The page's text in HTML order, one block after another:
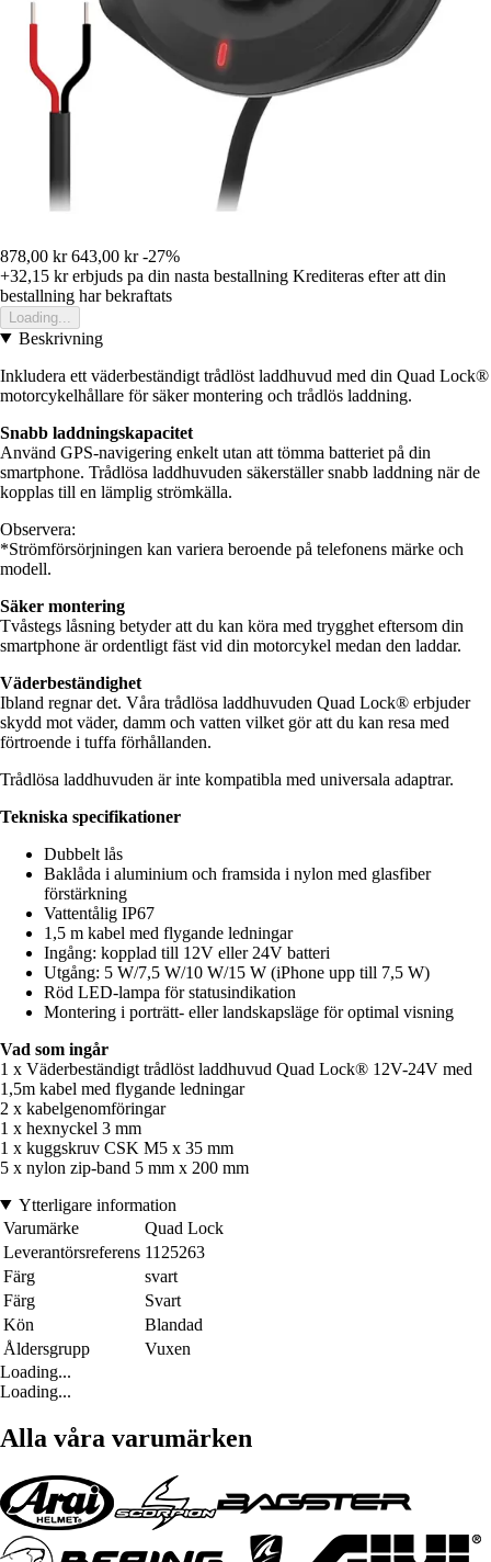
878,00 kr 643,00 kr -27%
+32,15 krerbjuds pa din nasta bestallning Krediteras efter att din
bestallning har bekraftats
Loading...
Beskrivning
Inkludera ett väderbeständigt trådlöst laddhuvud med din Quad Lock®
motorcykelhållare för säker montering och trådlös laddning.
Snabb laddningskapacitet
Använd GPS-navigering enkelt utan att tömma batteriet på din
smartphone. Trådlösa laddhuvuden säkerställer snabb laddning när de
kopplas till en lämplig strömkälla.
Observera:
*Strömförsörjningen kan variera beroende på telefonens märke och
modell.
Säker montering
Tvåstegs låsning betyder att du kan köra med trygghet eftersom din
smartphone är ordentligt fäst vid din motorcykel medan den laddar.
Väderbeständighet
Ibland regnar det. Våra trådlösa laddhuvuden Quad Lock® erbjuder
skydd mot väder, damm och vatten vilket gör att du kan resa med
förtroende i tuffa förhållanden.
Trådlösa laddhuvuden är inte kompatibla med universala adaptrar.
Tekniska specifikationer
Dubbelt lås
Baklåda i aluminium och framsida i nylon med glasfiber
förstärkning
Vattentålig IP67
1,5 m kabel med flygande ledningar
Ingång: kopplad till 12V eller 24V batteri
Utgång: 5 W/7,5 W/10 W/15 W (iPhone upp till 7,5 W)
Röd LED-lampa för statusindikation
Montering i porträtt- eller landskapsläge för optimal visning
Vad som ingår
1 x Väderbeständigt trådlöst laddhuvud Quad Lock® 12V-24V med
1,5m kabel med flygande ledningar
2 x kabelgenomföringar
1 x hexnyckel 3 mm
1 x kuggskruv CSK M5 x 35 mm
5 x nylon zip-band 5 mm x 200 mm
Ytterligare information
Varumärke
Quad Lock
Leverantörsreferens 1125263
Färg
svart
Färg
Svart
Kön
Blandad
Åldersgrupp
Vuxen
Loading...
Loading...
Alla våra varumärken